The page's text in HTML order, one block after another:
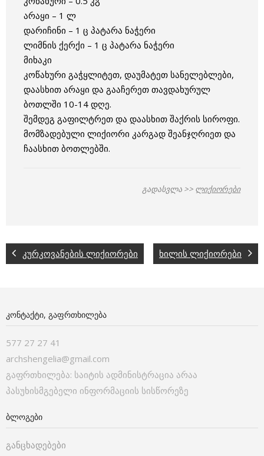
არაყი – 1 ლ
დარიჩინი – 1 ც პატარა ნაჭერი
ლიმნის ქერქი – 1 ც პატარა ნაჭერი
მიხაკი
კოწახური გაჭყლიტეთ, დაუმატეთ სანელებლები,
დაასხით არაყი და გააჩერეთ თავდახურულ
ბოთლში 10-14 დღე.
შემდეგ გაფილტრეთ და დაასხით შაქრის სიროფი.
მომზადებული ლიქიორი კარგად შეანჯღრიეთ და
ჩაასხით ბოთლებში.
გადასვლა >> ლიქიორები
კურკოვანების ლიქიორები ხილის ლიქიორები
ᲙᲝᲜᲢᲐᲥᲢᲘ, ᲒᲐᲤᲠᲗᲮᲘᲚᲔᲑᲐ
577 27 27 41
archshengelia@gmail.com
გაფრთხილება: საიტის ადმინისტრაცია არაა
პასუხისმგებელი ინფორმაციის სისწორეზე
ᲑᲚᲝᲒᲔᲑᲘ
განცხადებები